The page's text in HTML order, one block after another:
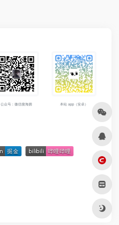
公众号：微信搜海拥 本站 app（安卓）